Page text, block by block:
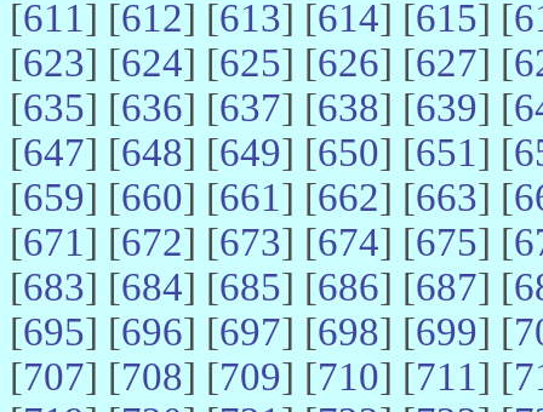
[611] [612] [613] [614] [615] [
[623] [624] [625] [626] [627] [
[635] [636] [637] [638] [639] [
[647] [648] [649] [650] [651] [
[659] [660] [661] [662] [663] [
[671] [672] [673] [674] [675] [
[683] [684] [685] [686] [687] [
[695] [696] [697] [698] [699] [
[707] [708] [709] [710] [711] [